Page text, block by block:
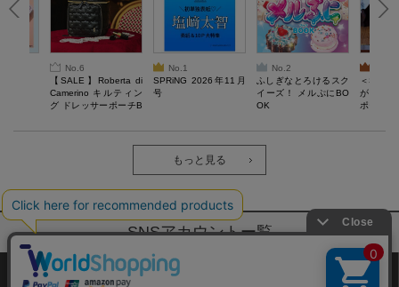
No.6
【SALE】Roberta di
Camerino キルティン
グ ドレッサーポーチB
No.1
SPRiNG 2026年11月
号
No.2
ふしぎなとろけるスク
イーズ！ メルぷにBO
OK
＜SALE
がある
ポーチ
もっと見る
SNSアカウントー覧
サイトマップ